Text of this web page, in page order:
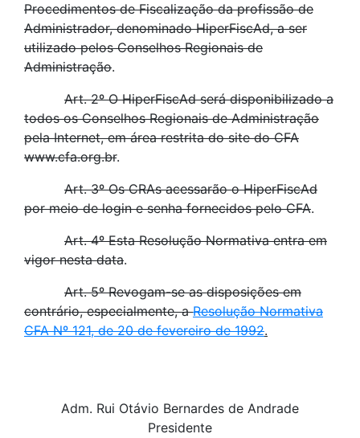
Procedimentos de Fiscalização da profissão de
Administrador, denominado HiperFiscAd, a ser
utilizado pelos Conselhos Regionais de
Administração.
Art. 2º O HiperFiscAd será disponibilizado a
todos os Conselhos Regionais de Administração
pela Internet, em área restrita do site do CFA
www.cfa.org.br.
Art. 3º Os CRAs acessarão o HiperFiscAd
por meio de login e senha fornecidos pelo CFA.
Art. 4º Esta Resolução Normativa entra em
vigor nesta data.
Art. 5º Revogam-se as disposições em
contrário, especialmente, aResolução Normativa
CFA Nº 121, de 20 de fevereiro de 1992.
Adm. Rui Otávio Bernardes de Andrade
Presidente